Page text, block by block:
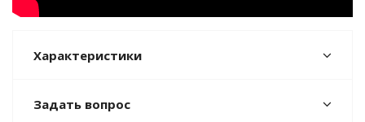
Характеристики
Задать вопрос